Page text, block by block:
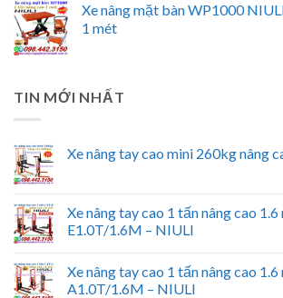
Xe nâng mặt bàn WP1000
1 mét
TIN MỚI NHẤT
Xe nâng tay cao mini 260kg nâng
Xe nâng tay cao 1 tấn nâng cao
E1.0T/1.6M – NIULI
Xe nâng tay cao 1 tấn nâng cao
A1.0T/1.6M – NIULI